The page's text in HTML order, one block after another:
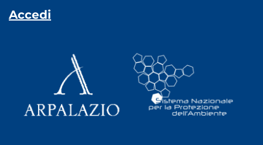
Accedi